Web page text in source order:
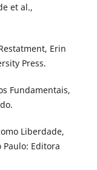
et al.,
Erin
Press.
Fundamentais,
Liberdade,
Editora